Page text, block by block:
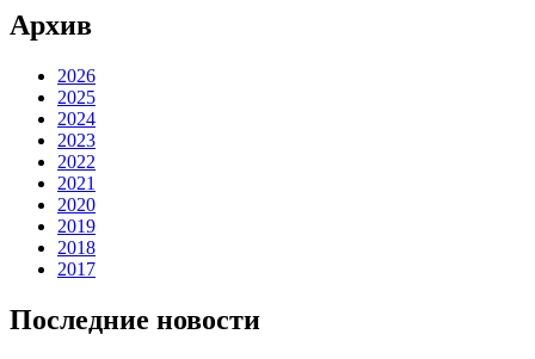
Архив
2026
2025
2024
2023
2022
2021
2020
2019
2018
2017
Последние новости